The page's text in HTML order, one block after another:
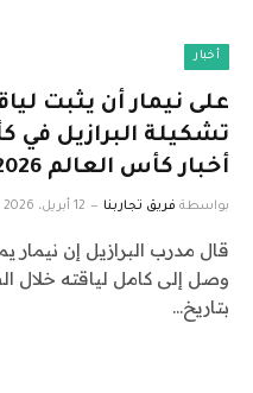
أخبار
على نيمار أن يثبت
تشكيلة البرازيل في
أخبار كأس العالم 2026
بواسطة فريق تجاربنا 12 أبريل، 2026
قال مدرب البرازيل إن نيمار
وصل إلى كامل لياقته خلال
بتاريخ…